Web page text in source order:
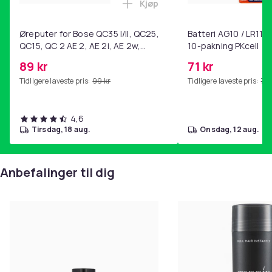
Øreputer for Bose QC35 I/II, QC25,
QC15, QC 2 AE 2, AE 2i, AE 2w,
89 kr
Tidligere laveste pris: 99 kr
Legg Øreputer for Bose QC35
Kjøp
4,6
tirsdag, 18 aug.
Batteri AG10 /
10-pakning PKcell
71 kr
Tidligere laveste pris: 76
onsdag, 12 aug.
Anbefalinger til dig